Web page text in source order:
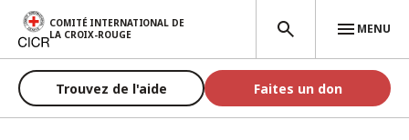
Aller au contenu principal
COMITÉ INTERNATIONAL DE
LA CROIX-ROUGE
MENU
Trouvez de l'aide Faites un don